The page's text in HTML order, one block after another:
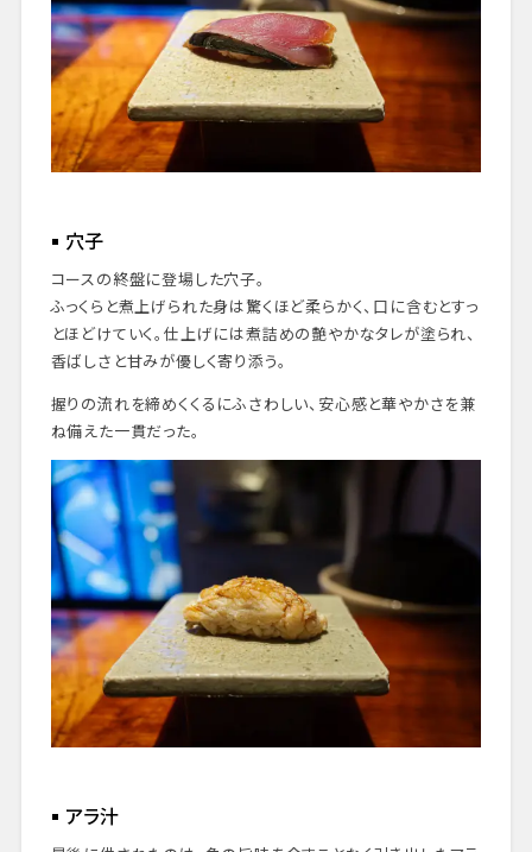
穴子
コースの終盤に登場した穴子。
ふっくらと煮上げられた身は驚くほど柔らかく、口に含むとすっ
とほどけていく。仕上げには煮詰めの艶やかなタレが塗られ、
香ばしさと甘みが優しく寄り添う。
握りの流れを締めくくるにふさわしい、安心感と華やかさを兼
ね備えた一貫だった。
アラ汁